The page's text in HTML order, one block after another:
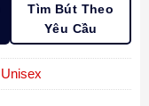
Tìm Bút Theo
Yêu Cầu
Unisex